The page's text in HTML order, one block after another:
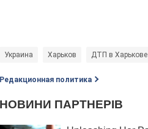
Украина Харьков ДТП в Харькове
Редакционная политика